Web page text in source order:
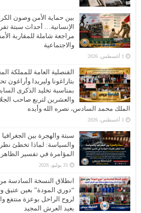
بين حماية الأمن وصون
الإنسانية… أحداث سبتة
مراجعة شاملة للمقاربة
والاجتماعية
1 أغسطس، 2026
القنصلية العامة للمملكة
بتاراغونا وليريدا وأراغون
بمناسبة تخليد الذكرى
والعشرين لتربع صاحب
الملك محمد السادس، نصره الله وأيده
1 أغسطس، 2026
سبتة والهجرة بين الجغرافيا
والسياسة: لماذا تخطئ
المؤامرة في تفسير
31 يوليو، 2026
انطلاق النسخة السادسة
“دوري المودة” بعين عتيق
لروح الراحل بوعزة منتفع
بعيد العرش المجيد